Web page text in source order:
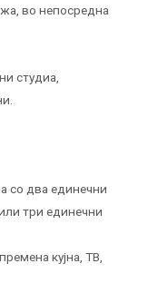
во непосредна
студиа,
со два единечни
три единечни
кујна, ТВ,